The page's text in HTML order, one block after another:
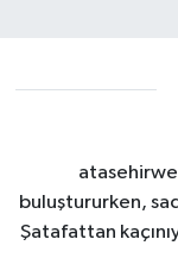
buluştururken,
Şatafattan